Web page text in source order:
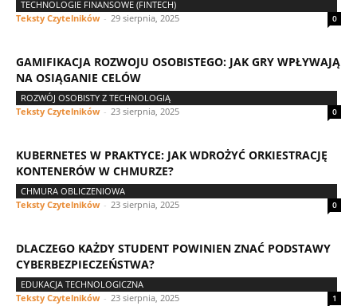
TECHNOLOGIE FINANSOWE (FINTECH)
Teksty Czytelników - 29 sierpnia, 2025 0
GAMIFIKACJA ROZWOJU OSOBISTEGO: JAK GRY WPŁYWAJĄ
NA OSIĄGANIE CELÓW
ROZWÓJ OSOBISTY Z TECHNOLOGIĄ
Teksty Czytelników - 23 sierpnia, 2025 0
KUBERNETES W PRAKTYCE: JAK WDROŻYĆ ORKIESTRACJĘ
KONTENERÓW W CHMURZE?
CHMURA OBLICZENIOWA
Teksty Czytelników - 23 sierpnia, 2025 0
DLACZEGO KAŻDY STUDENT POWINIEN ZNAĆ PODSTAWY
CYBERBEZPIECZEŃSTWA?
EDUKACJA TECHNOLOGICZNA
Teksty Czytelników - 23 sierpnia, 2025 1